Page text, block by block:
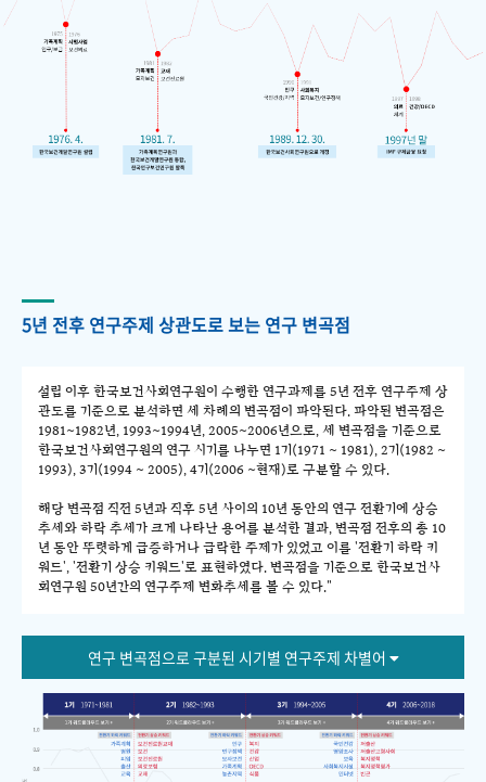
5년 전후 연구주제 상관도로 보는 연구 변곡점
설립 이후 한국보건사회연구원이 수행한 연구과제를 5년 전후 연구주제 상
관도를 기준으로 분석하면 세 차례의 변곡점이 파악된다. 파악된 변곡점은
1981~1982년, 1993~1994년, 2005~2006년으로, 세 변곡점을 기준으로
한국보건사회연구원의 연구 시기를 나누면 1기(1971 ~ 1981), 2기(1982 ~
1993), 3기(1994 ~ 2005), 4기(2006 ~현재)로 구분할 수 있다.
해당 변곡점 직전 5년과 직후 5년 사이의 10년 동안의 연구 전환기에 상승
추세와 하락 추세가 크게 나타난 용어를 분석한 결과, 변곡점 전후의 총 10
년 동안 뚜렷하게 급증하거나 급락한 주제가 있었고 이를 '전환기 하락 키
워드', '전환기 상승 키워드'로 표현하였다. 변곡점을 기준으로 한국보건사
회연구원 50년간의 연구주제 변화추세를 볼 수 있다."
연구 변곡점으로 구분된 시기별 연구주제 차별어